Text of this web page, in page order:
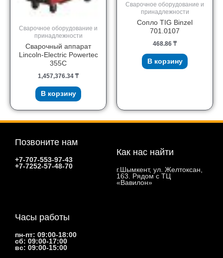
Сварочное оборудование и
принадлежности
Сварочный аппарат
Lincoln-Electric Powertec
355C
1,457,376.34 ₸
В корзину
Сварочное оборудование и
принадлежности
Сопло TIG Binzel
701.0107
468.86 ₸
В корзину
Позвоните нам
+7-707-553-97-43
+7-7252-57-48-70
Как нас найти
г.Шымкент, ул. Желтоксан,
163. Рядом с ТЦ
«Вавилон»
Часы работы
пн-пт: 09:00-18:00
сб: 09:00-17:00
вс: 09:00-15:00